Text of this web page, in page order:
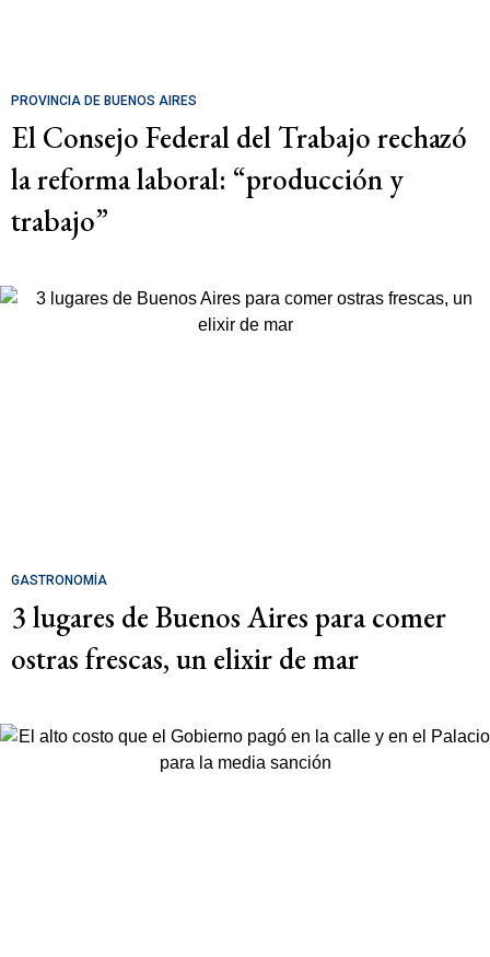
PROVINCIA DE BUENOS AIRES
El Consejo Federal del Trabajo rechazó
la reforma laboral: “producción y
trabajo”
GASTRONOMÍA
3 lugares de Buenos Aires para comer
ostras frescas, un elixir de mar